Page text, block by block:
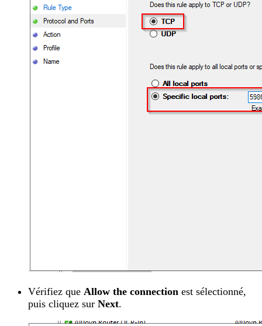
Vérifiez que Allow the connection est sélectionné,
puis cliquez sur Next.